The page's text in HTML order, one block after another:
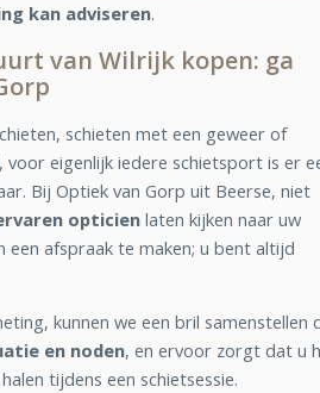
kan adviseren.
van Wilrijk kopen: ga
schieten met een geweer of
eigenlijk iedere schietsport is er
Bij Optiek van Gorp uit Beerse, niet
opticien laten kijken naar uw
een afspraak te maken; u bent altijd
kunnen we een bril samenstellen
en noden, en ervoor zorgt dat u
tijdens een schietsessie.